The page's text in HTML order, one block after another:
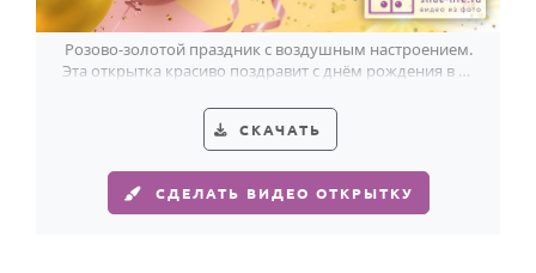
Папе
Детям
Все родственники
ПЕРСОНАЛЬНЫЕ
Пожелания
Розово-золотой праздник с воздушным настроением.
Эта открытка красиво поздравит с днём рождения в 72
СКАЧАТЬ
СДЕЛАТЬ ВИДЕО ОТКРЫТКУ